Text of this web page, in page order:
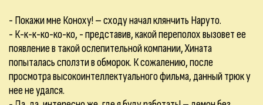
- Покажи мне Коноху! – сходу начал клянчить Наруто.
- К-к-к-ко-ко-ко, - представив, какой переполох вызовет ее
появление в такой ослепительной компании, Хината
попыталась сползти в обморок. К сожалению, после
просмотра высокоинтеллектуального фильма, данный трюк у
нее не удался.